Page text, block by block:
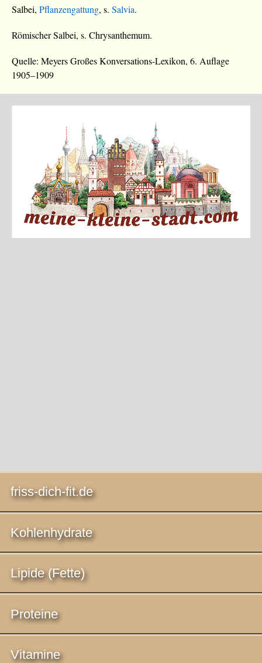
Salbei, Pflanzengattung, s. Salvia.
Römischer Salbei, s. Chrysanthemum.
Quelle: Meyers Großes Konversations-Lexikon, 6. Auflage
1905–1909
friss-dich-fit.de
Kohlenhydrate
Lipide (Fette)
Proteine
Vitamine